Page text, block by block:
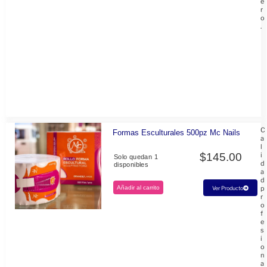
r
o
.
Formas Esculturales 500pz Mc Nails
Solo quedan 1
disponibles
$145.00
Añadir al carrito Ver Producto
C
a
l
i
d
a
d
p
r
o
f
e
s
i
o
n
a